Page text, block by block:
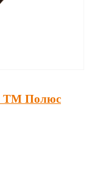
ТМ Полюс